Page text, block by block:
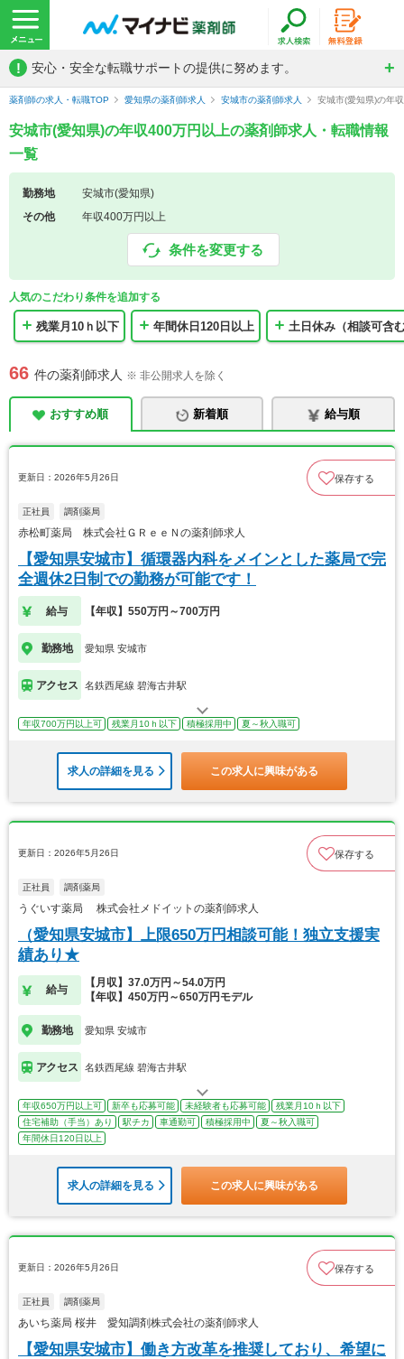
! 安心・安全な転職サポートの提供に努めます。
薬剤師の求人・転職TOP 愛知県の薬剤師求人 安城市の薬剤師求人 安城市(愛知県)の年
安城市(愛知県)の年収400万円以上の薬剤師求人・転職情報
一覧
勤務地
安城市(愛知県)
その他
年収400万円以上
条件を変更する
人気のこだわり条件を追加する
残業月10ｈ以下 年間休日120日以上 土日休み（相談可含
66 件の薬剤師求人 ※ 非公開求人を除く
おすすめ順 新着順 給与順
更新日：2026年5月26日 保存する
正社員 調剤薬局
赤松町薬局 株式会社ＧＲｅｅＮの薬剤師求人
【愛知県安城市】循環器内科をメインとした薬局で完
全週休2日制での勤務が可能です！
給与 【年収】550万円～700万円
勤務地 愛知県 安城市
アクセス 名鉄西尾線 碧海古井駅
年収700万円以上可 残業月10ｈ以下 積極採用中 夏～秋入職可
求人の詳細を見る この求人に興味がある
更新日：2026年5月26日 保存する
正社員 調剤薬局
うぐいす薬局 株式会社メドイットの薬剤師求人
（愛知県安城市】上限650万円相談可能！独立支援実
績あり★
給与
【月収】37.0万円～54.0万円
【年収】450万円～650万円モデル
勤務地 愛知県 安城市
アクセス 名鉄西尾線 碧海古井駅
年収650万円以上可 新卒も応募可能 未経験者も応募可能
残業月10ｈ以下
住宅補助（手当）あり
駅チカ 車通勤可 積極採用中
夏～秋入職可
年間休日120日以上
求人の詳細を見る この求人に興味がある
更新日：2026年5月26日 保存する
正社員 調剤薬局
あいち薬局 桜井 愛知調剤株式会社の薬剤師求人
【愛知県安城市】働き方改革を推奨しており、希望に